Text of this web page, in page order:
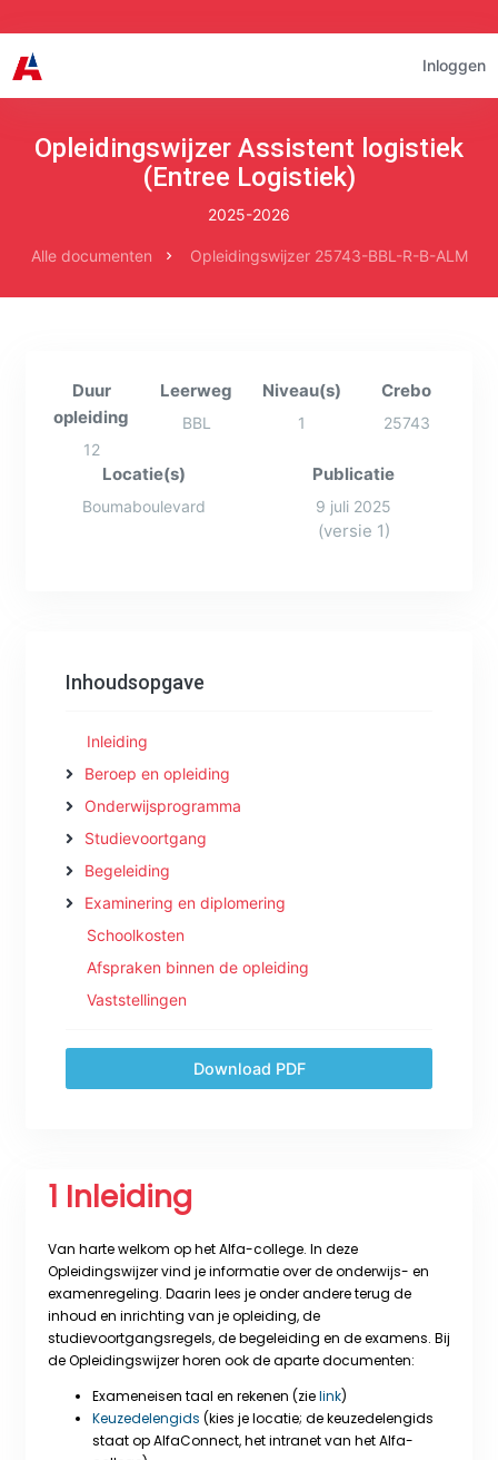
Inloggen
Opleidingswijzer Assistent logistiek
(Entree Logistiek)
2025-2026
Alle documenten Opleidingswijzer 25743-BBL-R-B-ALM
Duur
opleiding
12
Leerweg
BBL
Niveau(s)
1
Crebo
25743
Locatie(s)
Boumaboulevard
Publicatie
9 juli 2025
(versie 1)
Inhoudsopgave
Inleiding
Beroep en opleiding
Onderwijsprogramma
Studievoortgang
Begeleiding
Examinering en diplomering
Schoolkosten
Afspraken binnen de opleiding
Vaststellingen
Download PDF